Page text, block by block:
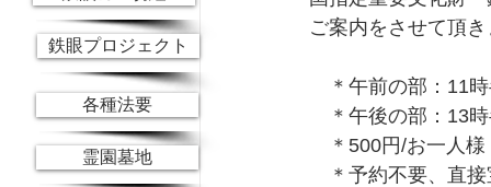
ご案内をさせて頂
＊午前の部：11
＊午後の部：13
＊500円/お一人様
＊予約不要、直接
鉄眼プロジェクト
各種法要
霊園墓地